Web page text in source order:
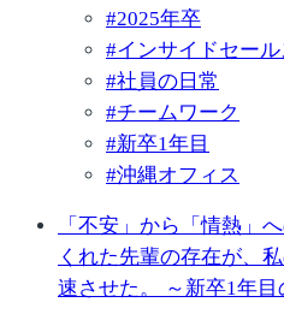
#2025年卒
#インサイドセール
#社員の日常
#チームワーク
#新卒1年目
#沖縄オフィス
「不安」から「情熱」
くれた先輩の存在が、
速させた。 ～新卒1年目